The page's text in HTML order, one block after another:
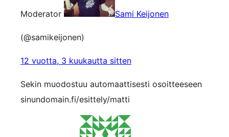
Moderator Sami Keijonen
(@samikeijonen)
12 vuotta, 3 kuukautta sitten
Sekin muodostuu automaattisesti osoitteeseen
sinundomain.fi/esittely/matti